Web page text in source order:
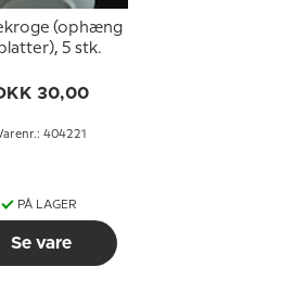
(ophæng
5 stk.
30,00
404221
PÅ LAGER
Se vare